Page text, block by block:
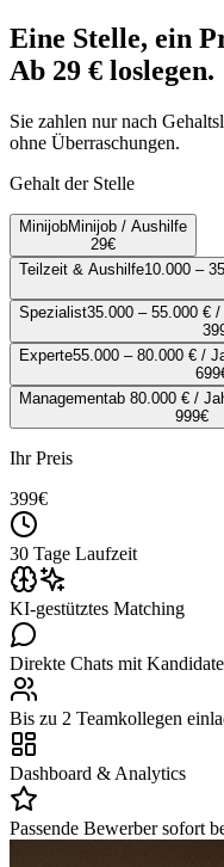
Eine Stelle, ein
Ab 29 € loslegen.
Sie zahlen nur nach
ohne Überraschungen.
Gehalt der Stelle
MinijobMinijob / Aushilfe
29€
Teilzeit & Aushilfe10.000 –
Spezialist35.000 – 55.000 € /
Experte55.000 – 80.000 € /
699
Managementab 80.000 € /
999€
Ihr Preis
399€
30 Tage Laufzeit
KI-gestütztes Matching
Direkte Chats mit
Bis zu 2 Teamkollegen
Dashboard & Analytics
Passende Bewerber sofort